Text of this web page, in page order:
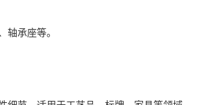
轴承座等。